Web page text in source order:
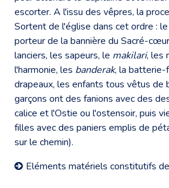
escorter. A l'issu des vêpres, la
Sortent de l'église dans cet ordre :
porteur de la bannière du Sacré-
lanciers, les sapeurs, le makilari, les
l'harmonie, les banderak, la batterie-
drapeaux, les enfants tous vêtus de
garçons ont des fanions avec des
calice et l'Ostie ou l'ostensoir, puis
filles avec des paniers emplis de
sur le chemin).
Eléments matériels constitutifs